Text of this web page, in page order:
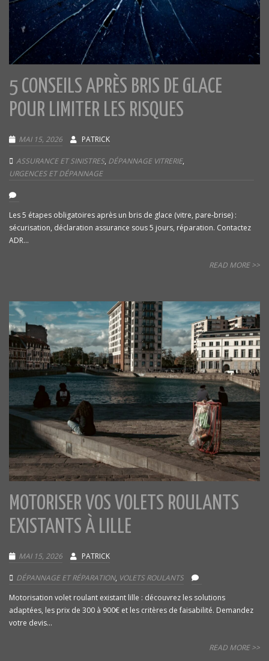
5 CONSEILS APRÈS BRIS DE GLACE
POUR LIMITER LES RISQUES
MAI 15, 2026 PATRICK
ASSURANCE ET SINISTRES, DÉPANNAGE VITRERIE,
URGENCES ET DÉPANNAGE
Les 5 étapes obligatoires après un bris de glace (vitre, pare-brise) :
sécurisation, déclaration assurance sous 5 jours, réparation. Contactez
ADR...
READ MORE >>
MOTORISER VOS VOLETS ROULANTS
EXISTANTS À LILLE
MAI 15, 2026 PATRICK
DÉPANNAGE ET RÉPARATION, VOLETS ROULANTS
Motorisation volet roulant existant lille : découvrez les solutions
adaptées, les prix de 300 à 900€ et les critères de faisabilité. Demandez
votre devis...
READ MORE >>